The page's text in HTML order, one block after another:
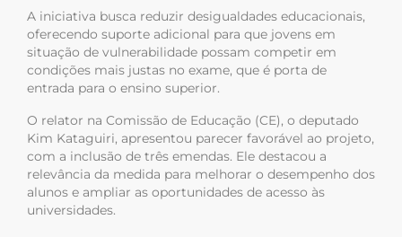
A iniciativa busca reduzir desigualdades educacionais,
oferecendo suporte adicional para que jovens em
situação de vulnerabilidade possam competir em
condições mais justas no exame, que é porta de
entrada para o ensino superior.
O relator na Comissão de Educação (CE), o deputado
Kim Kataguiri, apresentou parecer favorável ao projeto,
com a inclusão de três emendas. Ele destacou a
relevância da medida para melhorar o desempenho dos
alunos e ampliar as oportunidades de acesso às
universidades.